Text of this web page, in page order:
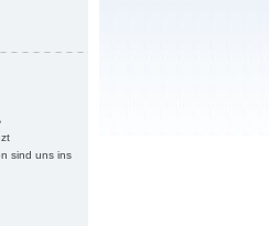
sind uns ins